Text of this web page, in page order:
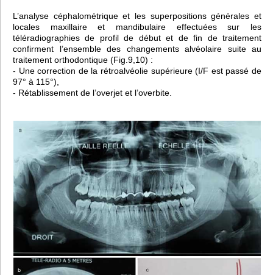
L’analyse céphalométrique et les superpositions générales et
locales maxillaire et mandibulaire effectuées sur les
téléradiographies de profil de début et de fin de traitement
confirment l’ensemble des changements alvéolaire suite au
traitement orthodontique (Fig.9,10) :
- Une correction de la rétroalvéolie supérieure (I/F est passé de
97° à 115°),
- Rétablissement de l’overjet et l’overbite.